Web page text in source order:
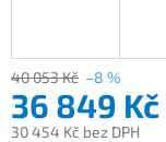
40 053 Kč –8 %
36 849 Kč
30 454 Kč bez DPH